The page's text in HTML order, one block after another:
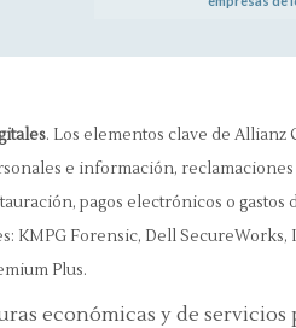
. Los elementos clave de Allianz
e información,
pagos electrónicos o gastos
KMPG Forensic, Dell
Plus.
económicas y de servicios